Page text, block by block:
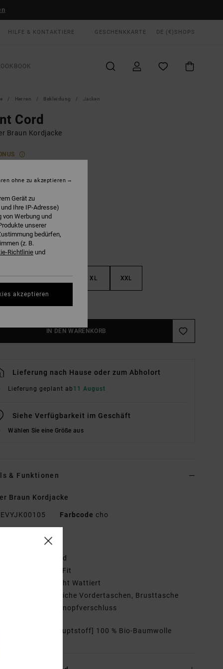
HILFE & KONTAKTIERE GESCHENKKARTE DE (€) SHOPS
Herren Bekleidung Jacken
Cord
Braun Kordjacke
Chocolate
M L XL XXL
IN DEN WARENKORB
Lieferung nach Hause oder zum Abholort
Lieferung geplant ab 11 August
Siehe Verfügbarkeit im Geschäft
Wählen Sie eine Größe aus
& Funktionen
Braun Kordjacke
EVYJK00105 Farbcode cho
Baumwollkord
Regular Fit
Flanell, Leicht Wattiert
Zwei Seitliche Vordertaschen, Brusttasche
Druckknopfverschluss
[Hauptstoff] 100 % Bio-Baumwolle
Gerät zu
Ihre IP-Adresse)
Werbung und
unserer
bedürfen,
(z. B.
Richtlinie und
ohne zu akzeptieren
akzeptieren